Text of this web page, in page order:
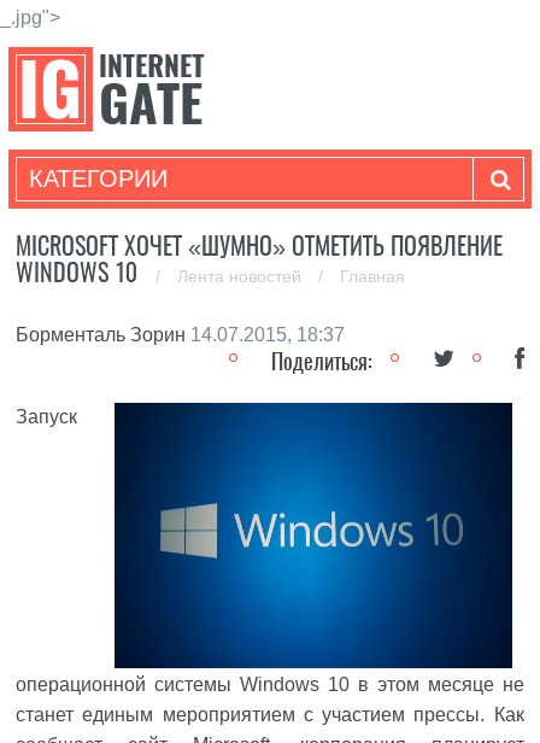
_.jpg">
КАТЕГОРИИ
MICROSOFT ХОЧЕТ «ШУМНО» ОТМЕТИТЬ ПОЯВЛЕНИЕ
WINDOWS 10
/ Лента новостей / Главная
Борменталь Зорин 14.07.2015, 18:37
Поделиться:
Запуск
операционной системы Windows 10 в этом месяце не
станет единым мероприятием с участием прессы. Как